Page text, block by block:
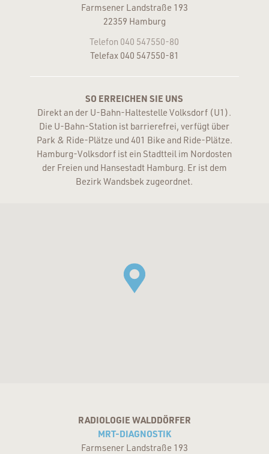
Farmsener Landstraße 193
22359 Hamburg
Telefon 040 547550-80
Telefax 040 547550-81
SO ERREICHEN SIE UNS
Direkt an der U-Bahn-Haltestelle Volksdorf (U1).
Die U-Bahn-Station ist barrierefrei, verfügt über
Park & Ride-Plätze und 401 Bike and Ride-Plätze.
Hamburg-Volksdorf ist ein Stadtteil im Nordosten
der Freien und Hansestadt Hamburg. Er ist dem
Bezirk Wandsbek zugeordnet.
RADIOLOGIE WALDDÖRFER
MRT-DIAGNOSTIK
Farmsener Landstraße 193